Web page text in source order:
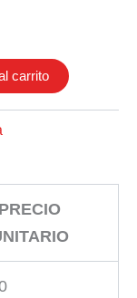
carrito
PRECIO